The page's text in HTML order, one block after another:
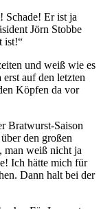
Schade! Er ist ja
Jörn Stobbe
ist!“
und weiß wie es
auf den letzten
Köpfen da vor
Bratwurst-Saison
den großen
man weiß nicht ja
Ich hätte mich für
Dann halt bei der